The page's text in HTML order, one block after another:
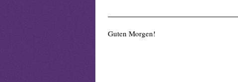
Guten Morgen!